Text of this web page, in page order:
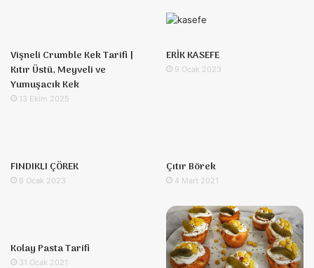
Vişneli Crumble Kek Tarifi |
Kıtır Üstü, Meyveli ve
Yumuşacık Kek
13 Ekim 2025
ERİK KASEFE
9 Ocak 2023
FINDIKLI ÇÖREK
8 Ocak 2023
Çıtır Börek
4 Mart 2021
Kolay Pasta Tarifi
31 Ocak 2021